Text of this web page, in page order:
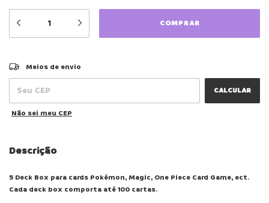
Entregas para o CEP:
Meios de envio
CALCULAR
Não sei meu CEP
Descrição
5 Deck Box para cards Pokémon, Magic, One Piece Card Game, ect.
Cada deck box comporta até 100 cartas.